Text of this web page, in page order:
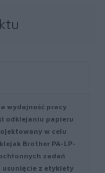
wydajność pracy
odklejaniu papieru
w celu
Brother PA-LP-
zadań
z etykiety